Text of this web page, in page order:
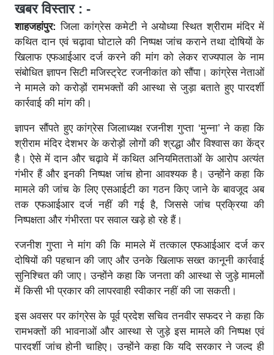
खबर विस्तार : -
शाहजहांपुर: जिला कांग्रेस कमेटी ने अयोध्या स्थित श्रीराम मंदिर में
कथित दान एवं चढ़ावा घोटाले की निष्पक्ष जांच कराने तथा दोषियों के
खिलाफ एफआईआर दर्ज करने की मांग को लेकर राज्यपाल के नाम
संबोधित ज्ञापन सिटी मजिस्ट्रेट रजनीकांत को सौंपा। कांग्रेस नेताओं
ने मामले को करोड़ों रामभक्तों की आस्था से जुड़ा बताते हुए पारदर्शी
कार्रवाई की मांग की।
ज्ञापन सौंपते हुए कांग्रेस जिलाध्यक्ष रजनीश गुप्ता ‘मुन्ना’ ने कहा कि
श्रीराम मंदिर देशभर के करोड़ों लोगों की श्रद्धा और विश्वास का केंद्र
है। ऐसे में दान और चढ़ावे में कथित अनियमितताओं के आरोप अत्यंत
गंभीर हैं और इनकी निष्पक्ष जांच होना आवश्यक है। उन्होंने कहा कि
मामले की जांच के लिए एसआईटी का गठन किए जाने के बावजूद अब
तक एफआईआर दर्ज नहीं की गई है, जिससे जांच प्रक्रिया की
निष्पक्षता और गंभीरता पर सवाल खड़े हो रहे हैं।
रजनीश गुप्ता ने मांग की कि मामले में तत्काल एफआईआर दर्ज कर
दोषियों की पहचान की जाए और उनके खिलाफ सख्त कानूनी कार्रवाई
सुनिश्चित की जाए। उन्होंने कहा कि जनता की आस्था से जुड़े मामलों
में किसी भी प्रकार की लापरवाही स्वीकार नहीं की जा सकती।
इस अवसर पर कांग्रेस के पूर्व प्रदेश सचिव तनवीर सफदर ने कहा कि
रामभक्तों की भावनाओं और आस्था से जुड़े इस मामले की निष्पक्ष एवं
पारदर्शी जांच होनी चाहिए। उन्होंने कहा कि यदि सरकार ने जल्द ही